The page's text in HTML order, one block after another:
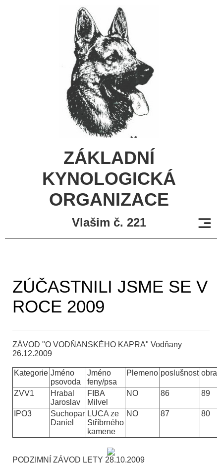
ZÁKLADNÍ
KYNOLOGICKÁ
ORGANIZACE
Vlašim č. 221
ZÚČASTNILI JSME SE V
ROCE 2009
ZÁVOD "O VODŇANSKÉHO KAPRA" Vodňany
26.12.2009
Kategorie Jméno
psovoda
Jméno
feny/psa
Plemeno poslušnost
ZVV1
Hrabal
Jaroslav
FIBA
Milvel
NO 86 89
IPO3
Suchopar
Daniel
LUCA ze
Stříbrného
kamene
NO 87 80
PODZIMNÍ ZÁVOD LETY 28.10.2009